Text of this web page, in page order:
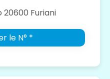
20600 Furiani
le N° *